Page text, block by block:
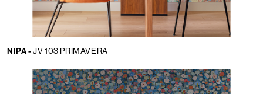
NIPA -JV 103 PRIMAVERA